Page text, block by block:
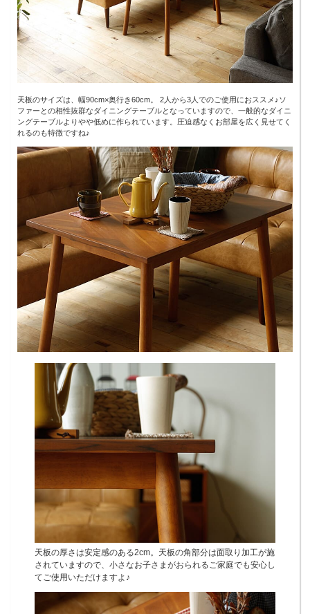
天板のサイズは、幅90cm×奥行き60cm。 2人から3人でのご使用におススメ♪ソ
ファーとの相性抜群なダイニングテーブルとなっていますので、一般的なダイニ
ングテーブルよりやや低めに作られています。圧迫感なくお部屋を広く見せてく
れるのも特徴ですね♪
天板の厚さは安定感のある2cm。天板の角部分は面取り加工が施
されていますので、小さなお子さまがおられるご家庭でも安心し
てご使用いただけますよ♪